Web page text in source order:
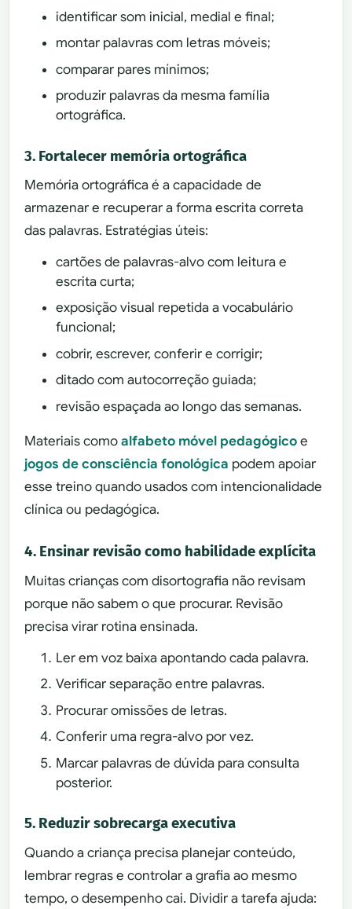
identificar som inicial, medial e final;
montar palavras com letras móveis;
comparar pares mínimos;
produzir palavras da mesma família
ortográfica.
3. Fortalecer memória ortográfica
Memória ortográfica é a capacidade de
armazenar e recuperar a forma escrita correta
das palavras. Estratégias úteis:
cartões de palavras-alvo com leitura e
escrita curta;
exposição visual repetida a vocabulário
funcional;
cobrir, escrever, conferir e corrigir;
ditado com autocorreção guiada;
revisão espaçada ao longo das semanas.
Materiais comoalfabeto móvel pedagógicoe
jogos de consciência fonológica podem apoiar
esse treino quando usados com intencionalidade
clínica ou pedagógica.
4. Ensinar revisão como habilidade explícita
Muitas crianças com disortografia não revisam
porque não sabem o que procurar. Revisão
precisa virar rotina ensinada.
Ler em voz baixa apontando cada palavra.
Verificar separação entre palavras.
Procurar omissões de letras.
Conferir uma regra-alvo por vez.
Marcar palavras de dúvida para consulta
posterior.
5. Reduzir sobrecarga executiva
Quando a criança precisa planejar conteúdo,
lembrar regras e controlar a grafia ao mesmo
tempo, o desempenho cai. Dividir a tarefa ajuda: